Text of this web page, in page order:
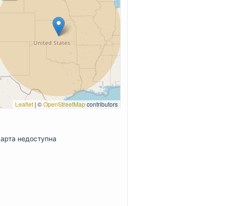
Leaflet | ©OpenStreetMapcontributors
недоступна